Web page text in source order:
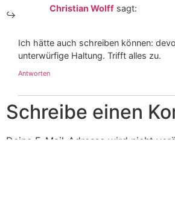
Christian Wolff sagt:
Ich hätte auch schreiben können:
unterwürfige Haltung. Trifft alles zu.
Antworten
Schreibe einen
Deine E-Mail-Adresse wird nicht